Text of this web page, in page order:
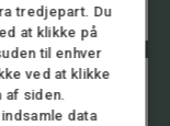
tredjepart. Du
at klikke på
til enhver
ved at klikke
siden.
data